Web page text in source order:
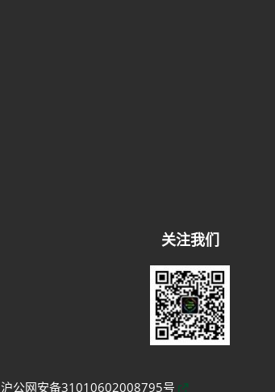
关注我们
沪公网安备31010602008795号